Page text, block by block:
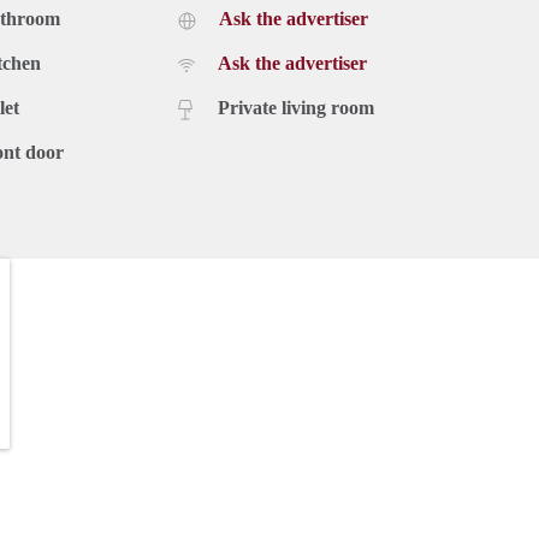
door
Ask the advertiser
Ask the advertiser
Private living room